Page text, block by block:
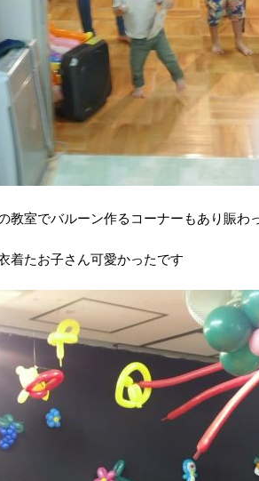
教室でバルーン作るコーナーもあり賑わ
着たお子さん可愛かったです